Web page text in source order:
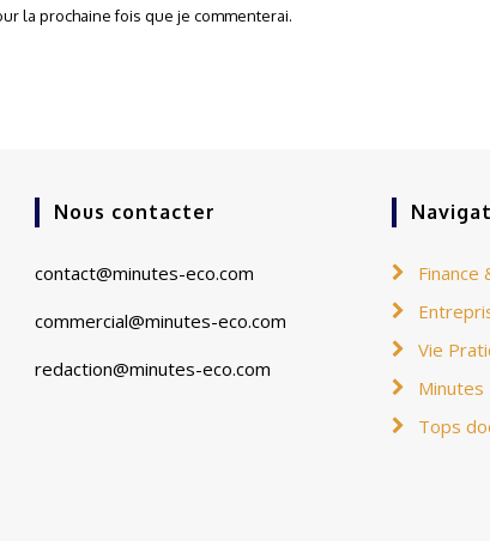
la prochaine fois que je commenterai.
Nous contacter
contact@minutes-eco.com
commercial@minutes-eco.com
redaction@minutes-eco.com
Finance
Vie
Minutes
Tops